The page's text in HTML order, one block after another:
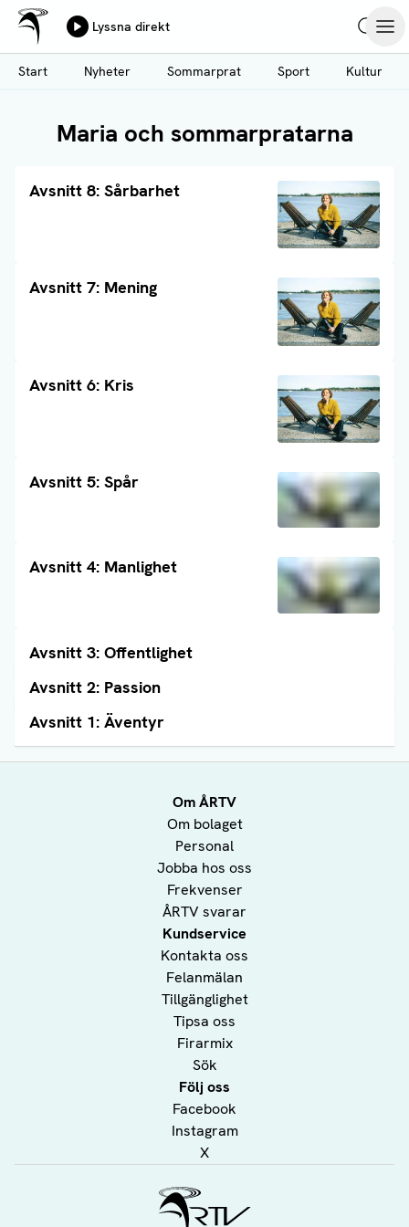
Hoppa
till
huvudinnehåll
Ålands Radio & TV
Lyssna direkt
Start
Nyheter Sommarprat Sport Kultur
Maria och sommarpratarna
Avsnitt 8: Sårbarhet
Läs artikel
Avsnitt 7: Mening
Läs artikel
Avsnitt 6: Kris
Läs artikel
Avsnitt 5: Spår
Läs artikel
Avsnitt 4: Manlighet
Läs artikel
Avsnitt 3: Offentlighet
Läs artikel
Avsnitt 2: Passion
Läs artikel
Avsnitt 1: Äventyr
Läs artikel
Om ÅRTV
Om bolaget
Personal
Jobba hos oss
Frekvenser
ÅRTV svarar
Kundservice
Kontakta oss
Felanmälan
Tillgänglighet
Tipsa oss
Firarmix
Sök
Följ oss
Facebook
Instagram
X